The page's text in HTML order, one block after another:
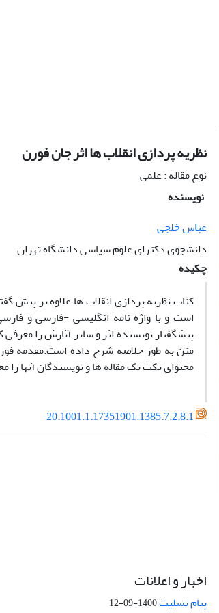
نظریه پردازی انقلاب ها اثر جان فورن
نوع مقاله : علمی
نویسنده
عباس خلجی
دانشجوی دکترای علوم سیاسی دانشگاه تهران
چکیده
کتاب نظریه پردازی انقلاب ها علاوه بر
است و با واژه نامه انگلیسی -فارسی و
پیشگفتار نویسنده اثر و سایر آثارش را
متن به طور خلاصه شرح داده است.مقدمه
محتوای تکت تک مقاله ها و نویسندگان آنها
20.1001.1.17351901.1385.7.2.8.1
اخبار و اعلانات
پیام تسلیت1400-09-12